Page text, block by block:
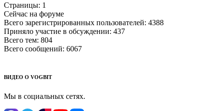
Страницы: 1
Сейчас на форуме
Всего зарегистрированных пользователей: 4388
Приняло участие в обсуждении: 437
Всего тем: 804
Всего сообщений: 6067
ВИДЕО О VOGBIT
Мы в социальных сетях.